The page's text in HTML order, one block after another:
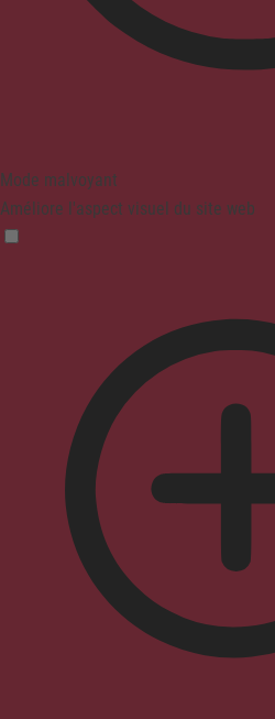
Mode malvoyant
Améliore l'aspect visuel du site web